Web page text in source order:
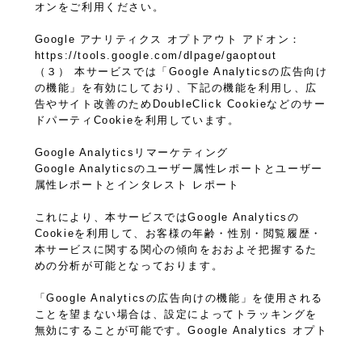
オンをご利用ください。
Google アナリティクス オプトアウト アドオン：
https://tools.google.com/dlpage/gaoptout
（３） 本サービスでは「Google Analyticsの広告向け
の機能」を有効にしており、下記の機能を利用し、広
告やサイト改善のためDoubleClick Cookieなどのサー
ドパーティCookieを利用しています。
Google Analyticsリマーケティング
Google Analyticsのユーザー属性レポートとユーザー
属性レポートとインタレスト レポート
これにより、本サービスではGoogle Analyticsの
Cookieを利用して、お客様の年齢・性別・閲覧履歴・
本サービスに関する関心の傾向をおおよそ把握するた
めの分析が可能となっております。
「Google Analyticsの広告向けの機能」を使用される
ことを望まない場合は、設定によってトラッキングを
無効にすることが可能です。Google Analytics オプト